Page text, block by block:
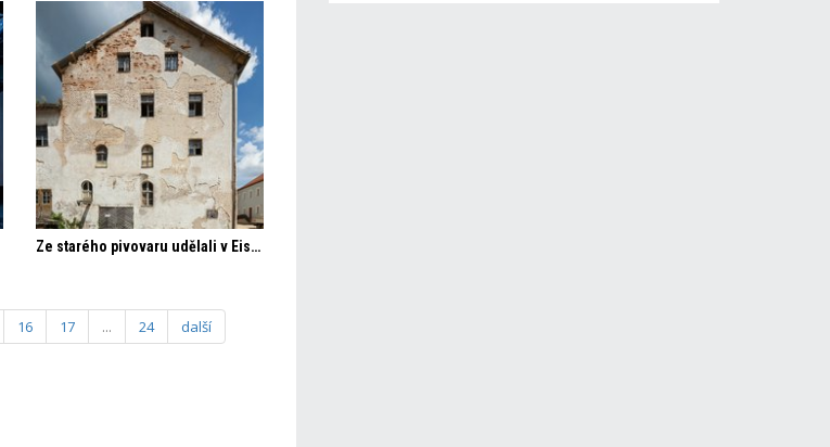
Ze starého pivovaru udělali v Eislburnnu hotel
16 17 ... 24 další